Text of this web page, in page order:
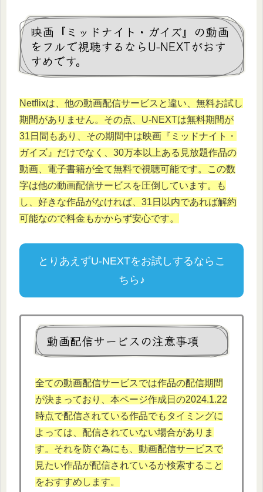
映画『ミッドナイト・ガイズ』の動画
をフルで視聴するならU-NEXTがおす
すめです。
Netflixは、他の動画配信サービスと違い、無料お試し
期間がありません。その点、U-NEXTは無料期間が
31日間もあり、その期間中は映画『ミッドナイト・
ガイズ』だけでなく、30万本以上ある見放題作品の
動画、電子書籍が全て無料で視聴可能です。この数
字は他の動画配信サービスを圧倒しています。も
し、好きな作品がなければ、31日以内であれば解約
可能なので料金もかからず安心です。
とりあえずU-NEXTをお試しするならこ
ちら♪
動画配信サービスの注意事項
全ての動画配信サービスでは作品の配信期間
が決まっており、本ページ作成日の2024.1.22
時点で配信されている作品でもタイミングに
よっては、配信されていない場合がありま
す。それを防ぐ為にも、動画配信サービスで
見たい作品が配信されているか検索すること
をおすすめします。